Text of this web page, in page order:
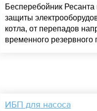
Бесперебойник
защиты
котла, от перепадов
временного резервного
ИБП для насоса